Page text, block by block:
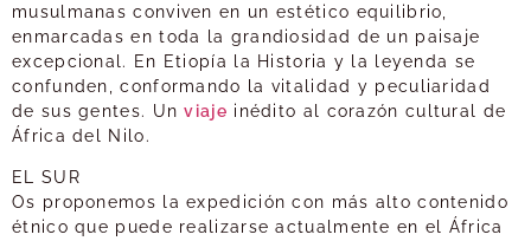
musulmanas conviven en un estético equilibrio,
enmarcadas en toda la grandiosidad de un paisaje
excepcional. En Etiopía la Historia y la leyenda se
confunden, conformando la vitalidad y peculiaridad
de sus gentes. Unviaje inédito al corazón cultural de
África del Nilo.
EL SUR
Os proponemos la expedición con más alto contenido
étnico que puede realizarse actualmente en el África